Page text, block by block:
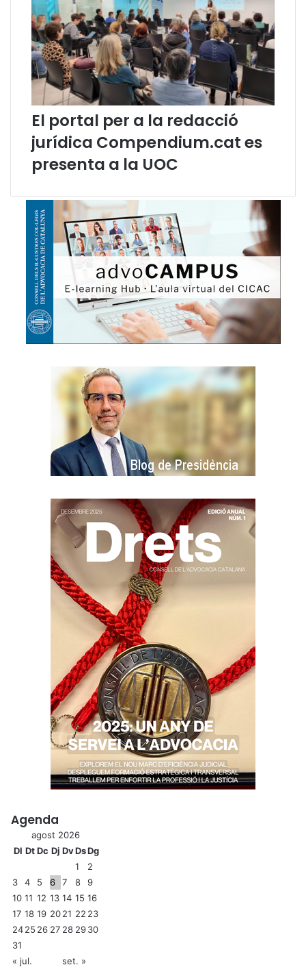
a
i
D
r
e
t
El portal per a la redacció
jurídica Compendium.cat es
presenta a la UOC
Agenda
agost 2026
Dl DtDc Dj DvDsDg
1
2
3
4 5 6 7 8
9
10 11 12 13 14 15 16
17 18 19 2021 22 23
2425 26 27 28 2930
31
« jul.
set. »